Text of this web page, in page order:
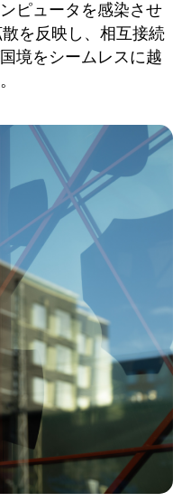
ピュータを感染させ
を反映し、相互接続
境をシームレスに越